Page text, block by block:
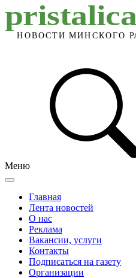
Меню
Главная
Лента новостей
О нас
Реклама
Вакансии, услуги
Контакты
Подписаться на газету
Организации